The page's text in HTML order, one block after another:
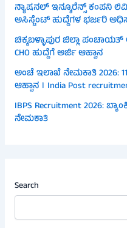
ನ್ಯಾಷನಲ್ ಇನ್ಶೂರೆನ್ಸ್ ಕಂಪನಿ
ಅಸಿಸ್ಟೆಂಟ್ ಹುದ್ದೆಗಳ ಭರ್ಜರಿ
ಚಿಕ್ಕಬಳ್ಳಾಪುರ ಜಿಲ್ಲಾ
CHO ಹುದ್ದೆಗೆ ಅರ್ಜಿ ಆಹ್ವಾನ
ಅಂಚೆ ಇಲಾಖೆ ನೇಮಕಾತಿ 2026:
ಆಹ್ವಾನ । India Post
IBPS Recruitment 2026:
ನೇಮಕಾತಿ
Search